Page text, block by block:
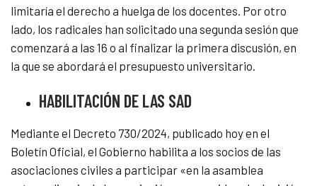
limitaría el derecho a huelga de los docentes. Por otro
lado, los radicales han solicitado una segunda sesión que
comenzará a las 16 o al finalizar la primera discusión, en
la que se abordará el presupuesto universitario.
HABILITACIÓN DE LAS SAD
Mediante el Decreto 730/2024, publicado hoy en el
Boletín Oficial, el Gobierno habilita a los socios de las
asociaciones civiles a participar «en la asamblea